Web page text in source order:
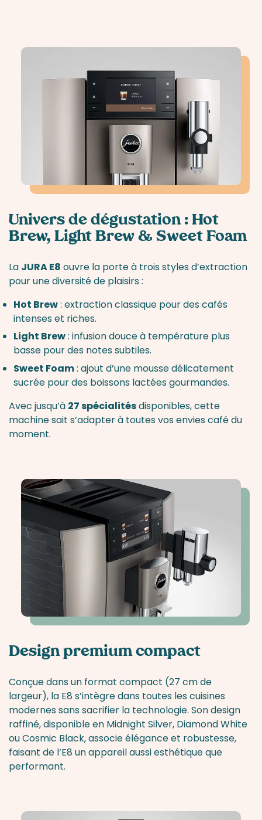
Univers de dégustation : Hot
Brew, Light Brew & Sweet Foam
La JURA E8 ouvre la porte à trois styles d’extraction
pour une diversité de plaisirs :
Hot Brew: extraction classique pour des cafés
intenses et riches.
Light Brew: infusion douce à température plus
basse pour des notes subtiles.
Sweet Foam: ajout d’une mousse délicatement
sucrée pour des boissons lactées gourmandes.
Avec jusqu’à 27 spécialitésdisponibles, cette
machine sait s’adapter à toutes vos envies café du
moment.
Design premium compact
Conçue dans un format compact (27 cm de
largeur), la E8 s’intègre dans toutes les cuisines
modernes sans sacrifier la technologie. Son design
raffiné, disponible en Midnight Silver, Diamond White
ou Cosmic Black, associe élégance et robustesse,
faisant de l’E8 un appareil aussi esthétique que
performant.